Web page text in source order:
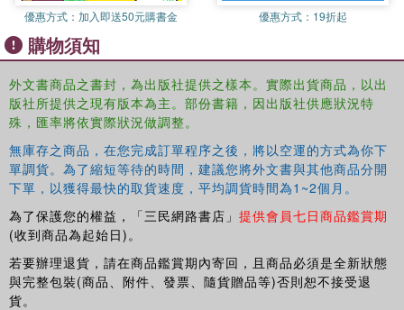
優惠方式： 加入即送50元購書金 優惠方式： 19折起
購物須知
外文書商品之書封，為出版社提供之樣本。實際出貨商品，以出
版社所提供之現有版本為主。部份書籍，因出版社供應狀況特
殊，匯率將依實際狀況做調整。
無庫存之商品，在您完成訂單程序之後，將以空運的方式為你下
單調貨。為了縮短等待的時間，建議您將外文書與其他商品分開
下單，以獲得最快的取貨速度，平均調貨時間為1~2個月。
為了保護您的權益，「三民網路書店」 提供會員七日商品鑑賞期
(收到商品為起始日)。
若要辦理退貨，請在商品鑑賞期內寄回，且商品必須是全新狀態
與完整包裝(商品、附件、發票、隨貨贈品等)否則恕不接受退
貨。